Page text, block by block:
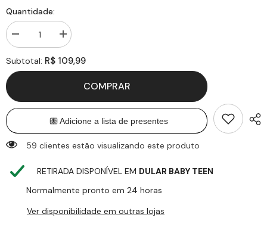
Quantidade:
Diminuir
quantidade
para
Carrinho
Roda
Aranha
-
Aumentar
quantidade
para
Carrinho
Homem-
Aranha
-
Hero
Subtotal: R$ 109,99
COMPRAR
59 clientes estão visualizando este produto
RETIRADA DISPONÍVEL EM DULAR BABY TEEN
Normalmente pronto em 24 horas
Ver disponibilidade em outras lojas